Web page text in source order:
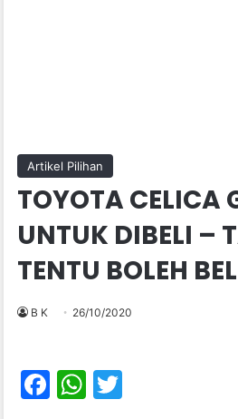
Artikel Pilihan
TOYOTA CELICA
UNTUK DIBELI –
TENTU BOLEH
B K 26/10/2020
F
W